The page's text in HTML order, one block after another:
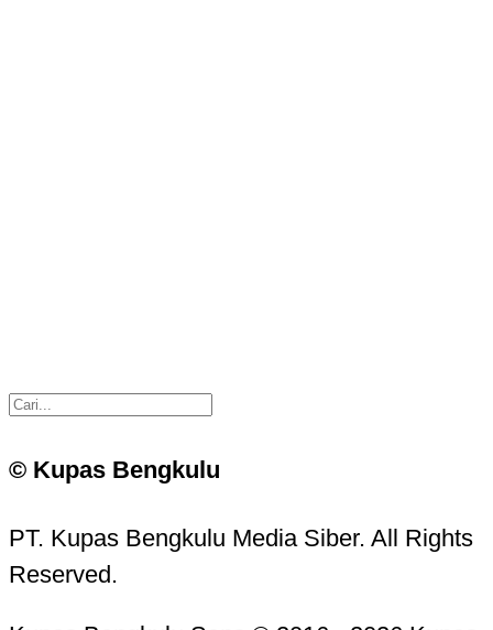
© Kupas Bengkulu
PT. Kupas Bengkulu Media Siber. All Rights
Reserved.